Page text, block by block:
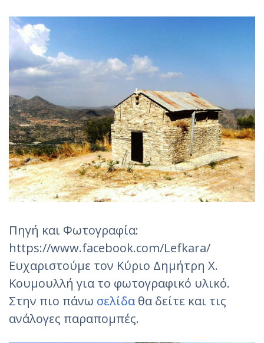
Πηγή και Φωτογραφία:
https://www.facebook.com/Lefkara/
Ευχαριστούμε τον Κύριο Δημήτρη Χ.
Κουμουλλή για το φωτογραφικό υλικό.
Στην πιο πάνω σελίδα θα δείτε και τις
ανάλογες παραπομπές.